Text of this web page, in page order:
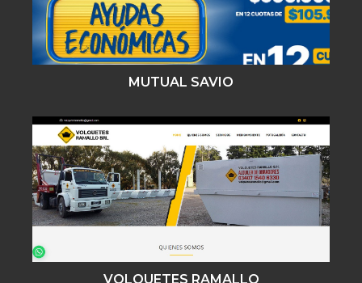
MUTUAL SAVIO
VOLQUETES RAMALLO